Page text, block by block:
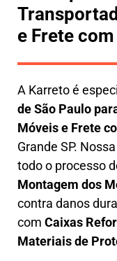
e Frete
A Karretoé
de São Paulo
Móveis e Frete
Grande SP.
todo o processo
Montagem dos
contra danos
com Caixas
Materiais de